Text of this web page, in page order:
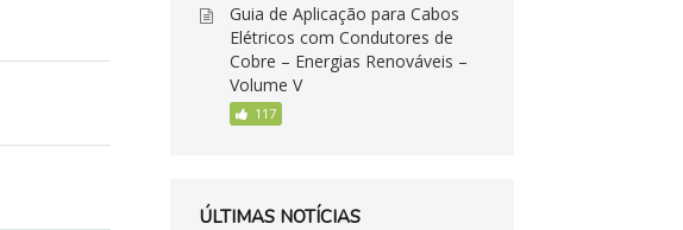
Guia de Aplicação para Cabos
Elétricos com Condutores de
Cobre – Energias Renováveis –
Volume V
117
ÚLTIMAS NOTÍCIAS